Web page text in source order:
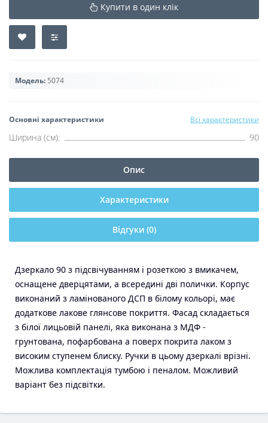
Купити в один клік
Модель: 5074
Основні характеристики Всі характеристики
Ширина (см): 90
Опис
Характеристики
Відгуки (0)
Дзеркало 90 з підсвічуванням і розеткою з вмикачем,
оснащене дверцятами, а всередині дві полички. Корпус
виконаний з ламінованого ДСП в білому кольорі, має
додаткове лакове глянсове покриття. Фасад складається
з білої лицьовій панелі, яка виконана з МДФ -
грунтована, пофарбована а поверх покрита лаком з
високим ступенем блиску. Ручки в цьому дзеркалі врізні.
Можлива комплектація тумбою і пеналом. Можливий
варіант без підсвітки.